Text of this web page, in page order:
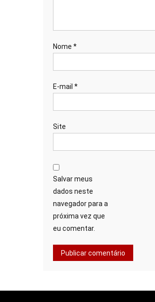
Nome *
E-mail *
Site
Salvar meus
dados neste
navegador para a
próxima vez que
eu comentar.